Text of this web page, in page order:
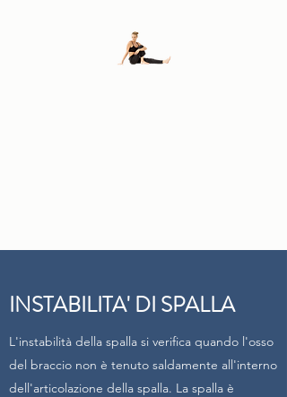
INSTABILITA' DI SPALLA
L'instabilità della spalla si verifica quando l'osso
del braccio non è tenuto saldamente all'interno
dell'articolazione della spalla. La spalla è